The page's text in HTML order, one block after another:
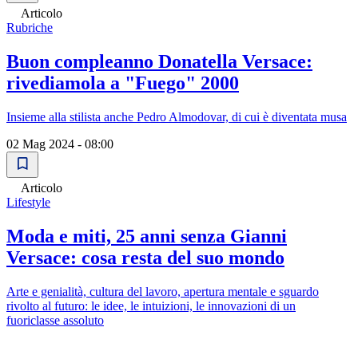
Articolo
Rubriche
Buon compleanno Donatella Versace:
rivediamola a "Fuego" 2000
Insieme alla stilista anche Pedro Almodovar, di cui è diventata musa
02 Mag 2024 - 08:00
Articolo
Lifestyle
Moda e miti, 25 anni senza Gianni
Versace: cosa resta del suo mondo
Arte e genialità, cultura del lavoro, apertura mentale e sguardo
rivolto al futuro: le idee, le intuizioni, le innovazioni di un
fuoriclasse assoluto